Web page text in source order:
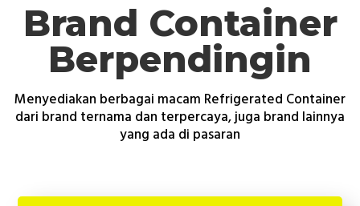
Brand Container
Berpendingin
Menyediakan berbagai macam Refrigerated Container
dari brand ternama dan terpercaya, juga brand lainnya
yang ada di pasaran